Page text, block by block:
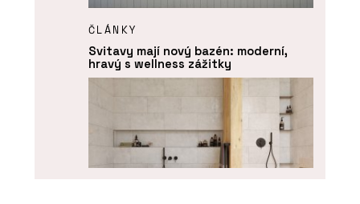
ČLÁNKY
Svitavy mají nový bazén: moderní,
hravý s wellness zážitky